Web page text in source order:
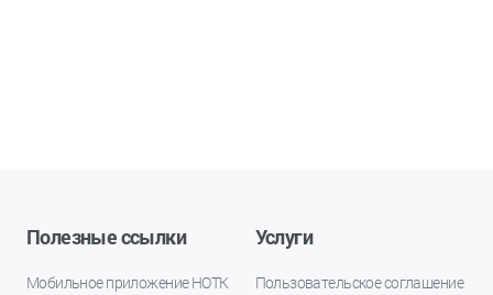
Полезные ссылки
Мобильное приложение НОТК
Услуги
Пользовательское соглашение